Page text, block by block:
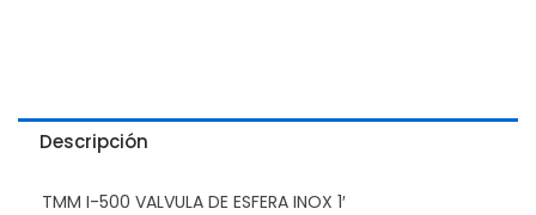
Descripción
TMM I-500 VALVULA DE ESFERA INOX 1′